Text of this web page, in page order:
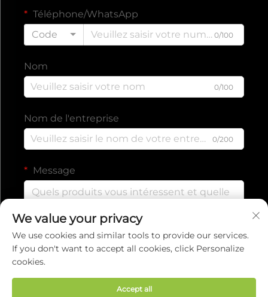
Téléphone/WhatsApp
Code
0/100
Nom
0/100
Nom de l'entreprise
0/200
Message
We value your privacy
We use cookies and similar tools to provide our services.
If you don't want to accept all cookies, click Personalize
cookies.
Accept all